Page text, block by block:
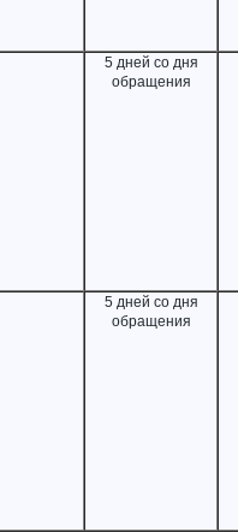
5 дней со дня
обращения
5 дней со дня
обращения